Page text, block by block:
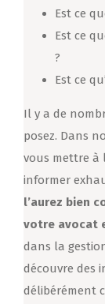
Est ce
Est ce
?
Est ce
Il y a de
posez. Dans
vous mettre à
informer
l’aurez bien
votre avocat
dans la
découvre des
délibérément